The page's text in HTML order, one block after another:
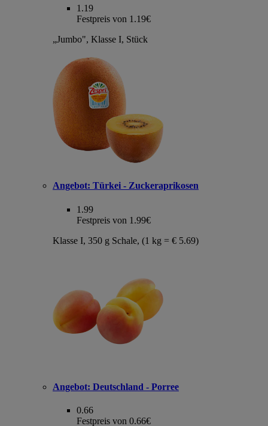
1.19
Festpreis von 1.19€
„Jumbo", Klasse I, Stück
Angebot: Türkei - Zuckeraprikosen
1.99
Festpreis von 1.99€
Klasse I, 350 g Schale, (1 kg = € 5.69)
Angebot: Deutschland - Porree
0.66
Festpreis von 0.66€